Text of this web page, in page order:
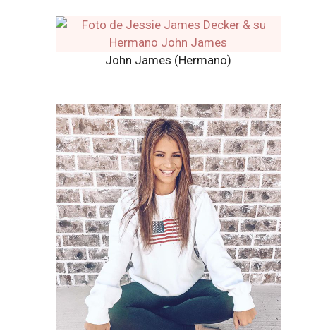
John James (Hermano)